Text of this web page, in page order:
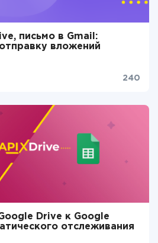
письмо в Gmail:
вложений
240
Drive к Google
отслеживания